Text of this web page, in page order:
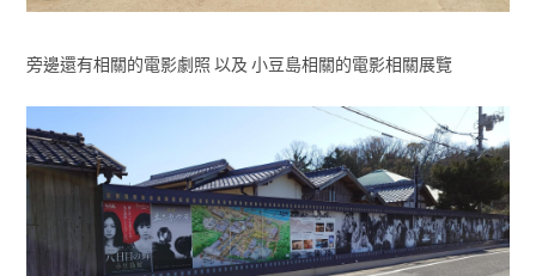
旁邊還有相關的電影劇照 以及 小豆島相關的電影相關展覽